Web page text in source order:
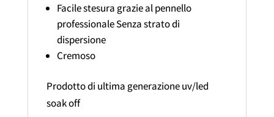
Facile stesura grazie al pennello
professionale Senza strato di
dispersione
Cremoso
Prodotto di ultima generazione uv/led
soak off